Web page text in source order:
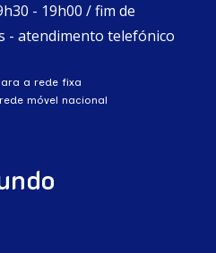
- 19h00 / fim de
- atendimento telefónico
a rede fixa
móvel nacional